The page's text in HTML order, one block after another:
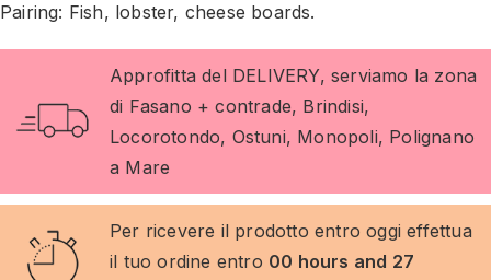
Pairing: Fish, lobster, cheese boards.
Approfitta del DELIVERY, serviamo la zona
di Fasano + contrade, Brindisi,
Locorotondo, Ostuni, Monopoli, Polignano
a Mare
Per ricevere il prodotto entro oggi effettua
il tuo ordine entro 00 hours and 27